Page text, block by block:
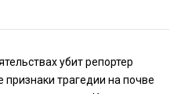
убит репортер
трагедии на почве